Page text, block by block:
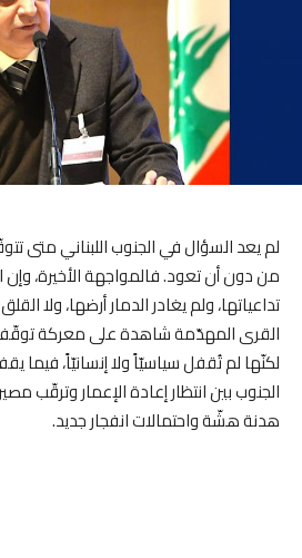
لم يعد السؤال في الجنوب اللبناني متى
من دون أن تعود. فالمواجهة الأخيرة، وإن
تداعياتها، ولم يغادر الدمار أرضها، ولا
القرى المهدّمة شاهدة على معركة
لكنّها لم تُقفل سياسيّاً ولا إنسانيّاً، فيما
الجنوب بين انتظار إعادة الإعمار وترقّب
هدنة هشّة واحتمالات انفجار جديد.